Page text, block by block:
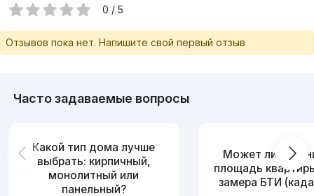
0 / 5
Отзывов пока нет. Напишите свой первый отзыв
Часто задаваемые вопросы
Какой тип дома лучше
выбрать: кирпичный,
монолитный или
панельный?
Может ли
площадь
замера БТИ